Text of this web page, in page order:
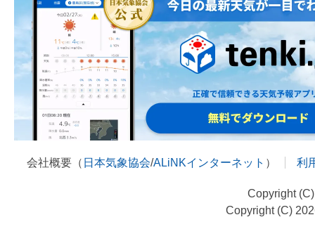
会社概要（ 日本気象協会/ALiNKインターネット ） 利
Copyright
Copyright (C)